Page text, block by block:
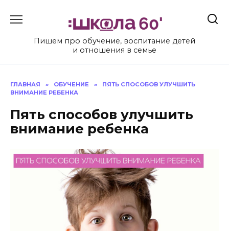
Пишем про обучение, воспитание детей
и отношения в семье
ГЛАВНАЯ » ОБУЧЕНИЕ »
ПЯТЬ СПОСОБОВ УЛУЧШИТЬ
ВНИМАНИЕ РЕБЕНКА
Пять способов улучшить
внимание ребенка